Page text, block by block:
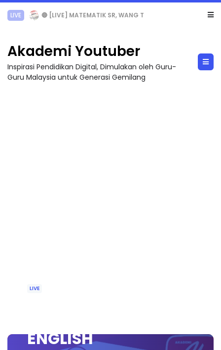
Sejarah Tingkatan 4
Akademi Youtuber
Inspirasi Pendidikan Digital, Dimulakan oleh Guru-
Guru Malaysia untuk Generasi Gemilang
LIVE
ENGLISH